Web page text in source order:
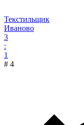
Текстильщик
Иваново
3
:
1
# 4